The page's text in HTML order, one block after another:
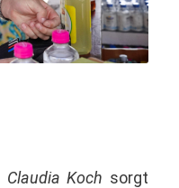
Claudia Koch sorgt